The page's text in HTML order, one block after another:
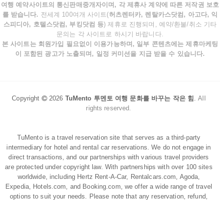
여행 예약사이트의 통신판매중개자이며, 각 제휴사 계약에 따른 저작권 보호
를 받습니다. 전세계 100여개 사이트(허츠렌터카, 렌탈카스닷컴, 아고다, 익
스피디아, 호텔스닷컴, 부킹닷컴 등) 제휴로 진행되며, 예약/환불/취소 기타
문의는 각 사이트로 하시기 바랍니다.
본 사이트는 회원가입 필요없이 이용가능하며, 일부 콘텐츠에는 제휴마케팅
이 포함된 광고가 노출되며, 일정 커미션을 지급 받을 수 있습니다.
Copyright 2026 TuMento 투멘토 여행 문화를 바꾸는 작은 힘 .All
rights reserved.
TuMento is a travel reservation site that serves as a third-party
intermediary for hotel and rental car reservations. We do not engage in
direct transactions, and our partnerships with various travel providers
are protected under copyright law. With partnerships with over 100 sites
worldwide, including Hertz Rent-A-Car, Rentalcars.com, Agoda,
Expedia, Hotels.com, and Booking.com, we offer a wide range of travel
options to suit your needs. Please note that any reservation, refund,